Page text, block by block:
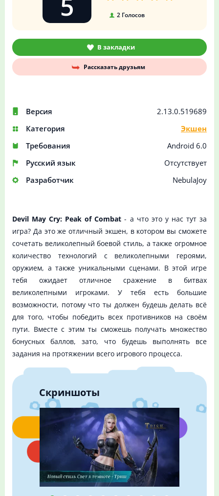
Версия
2.13.0.519689
Категория
Экшен
Требования
Android 6.0
Русский язык
Отсутствует
Разработчик
NebulaJoy
2Голосов
В закладки
Рассказать друзьям
Devil May Cry: Peak of Combat - а что это у нас тут за
игра? Да это же отличный экшен, в котором вы сможете
сочетать великолепный боевой стиль, а также огромное
количество технологий с великолепными героями,
оружием, а также уникальными сценами. В этой игре
тебя ожидает отличное сражение в битвах
великолепными игроками. У тебя есть большие
возможности, потому что ты должен будешь делать всё
для того, чтобы победить всех противников на своём
пути. Вместе с этим ты сможешь получать множество
бонусных баллов, зато, что будешь выполнять все
задания на протяжении всего игрового процесса.
Скриншоты